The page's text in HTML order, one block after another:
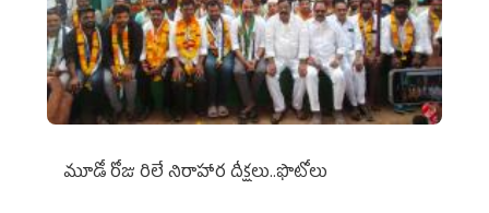
మూడో రోజు రిలే నిరాహార దీక్షలు..ఫొటోలు